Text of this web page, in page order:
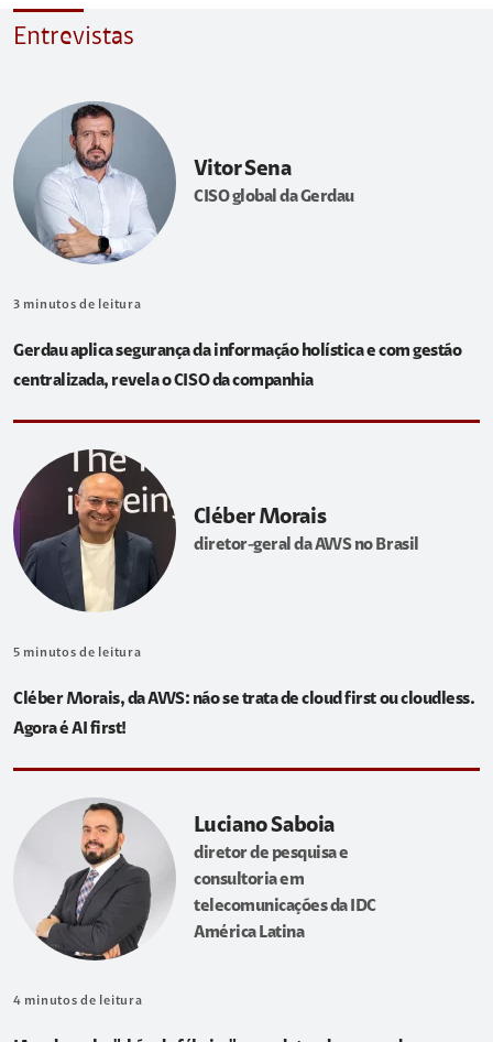
Entrevistas
Vitor Sena
CISO global da Gerdau
3 minutos de leitura
Gerdau aplica segurança da informação holística e com gestão
centralizada, revela o CISO da companhia
Cléber Morais
diretor-geral da AWS no Brasil
5 minutos de leitura
Cléber Morais, da AWS: não se trata de cloud first ou cloudless.
Agora é AI first!
Luciano Saboia
diretor de pesquisa e
consultoria em
telecomunicações da IDC
América Latina
4 minutos de leitura